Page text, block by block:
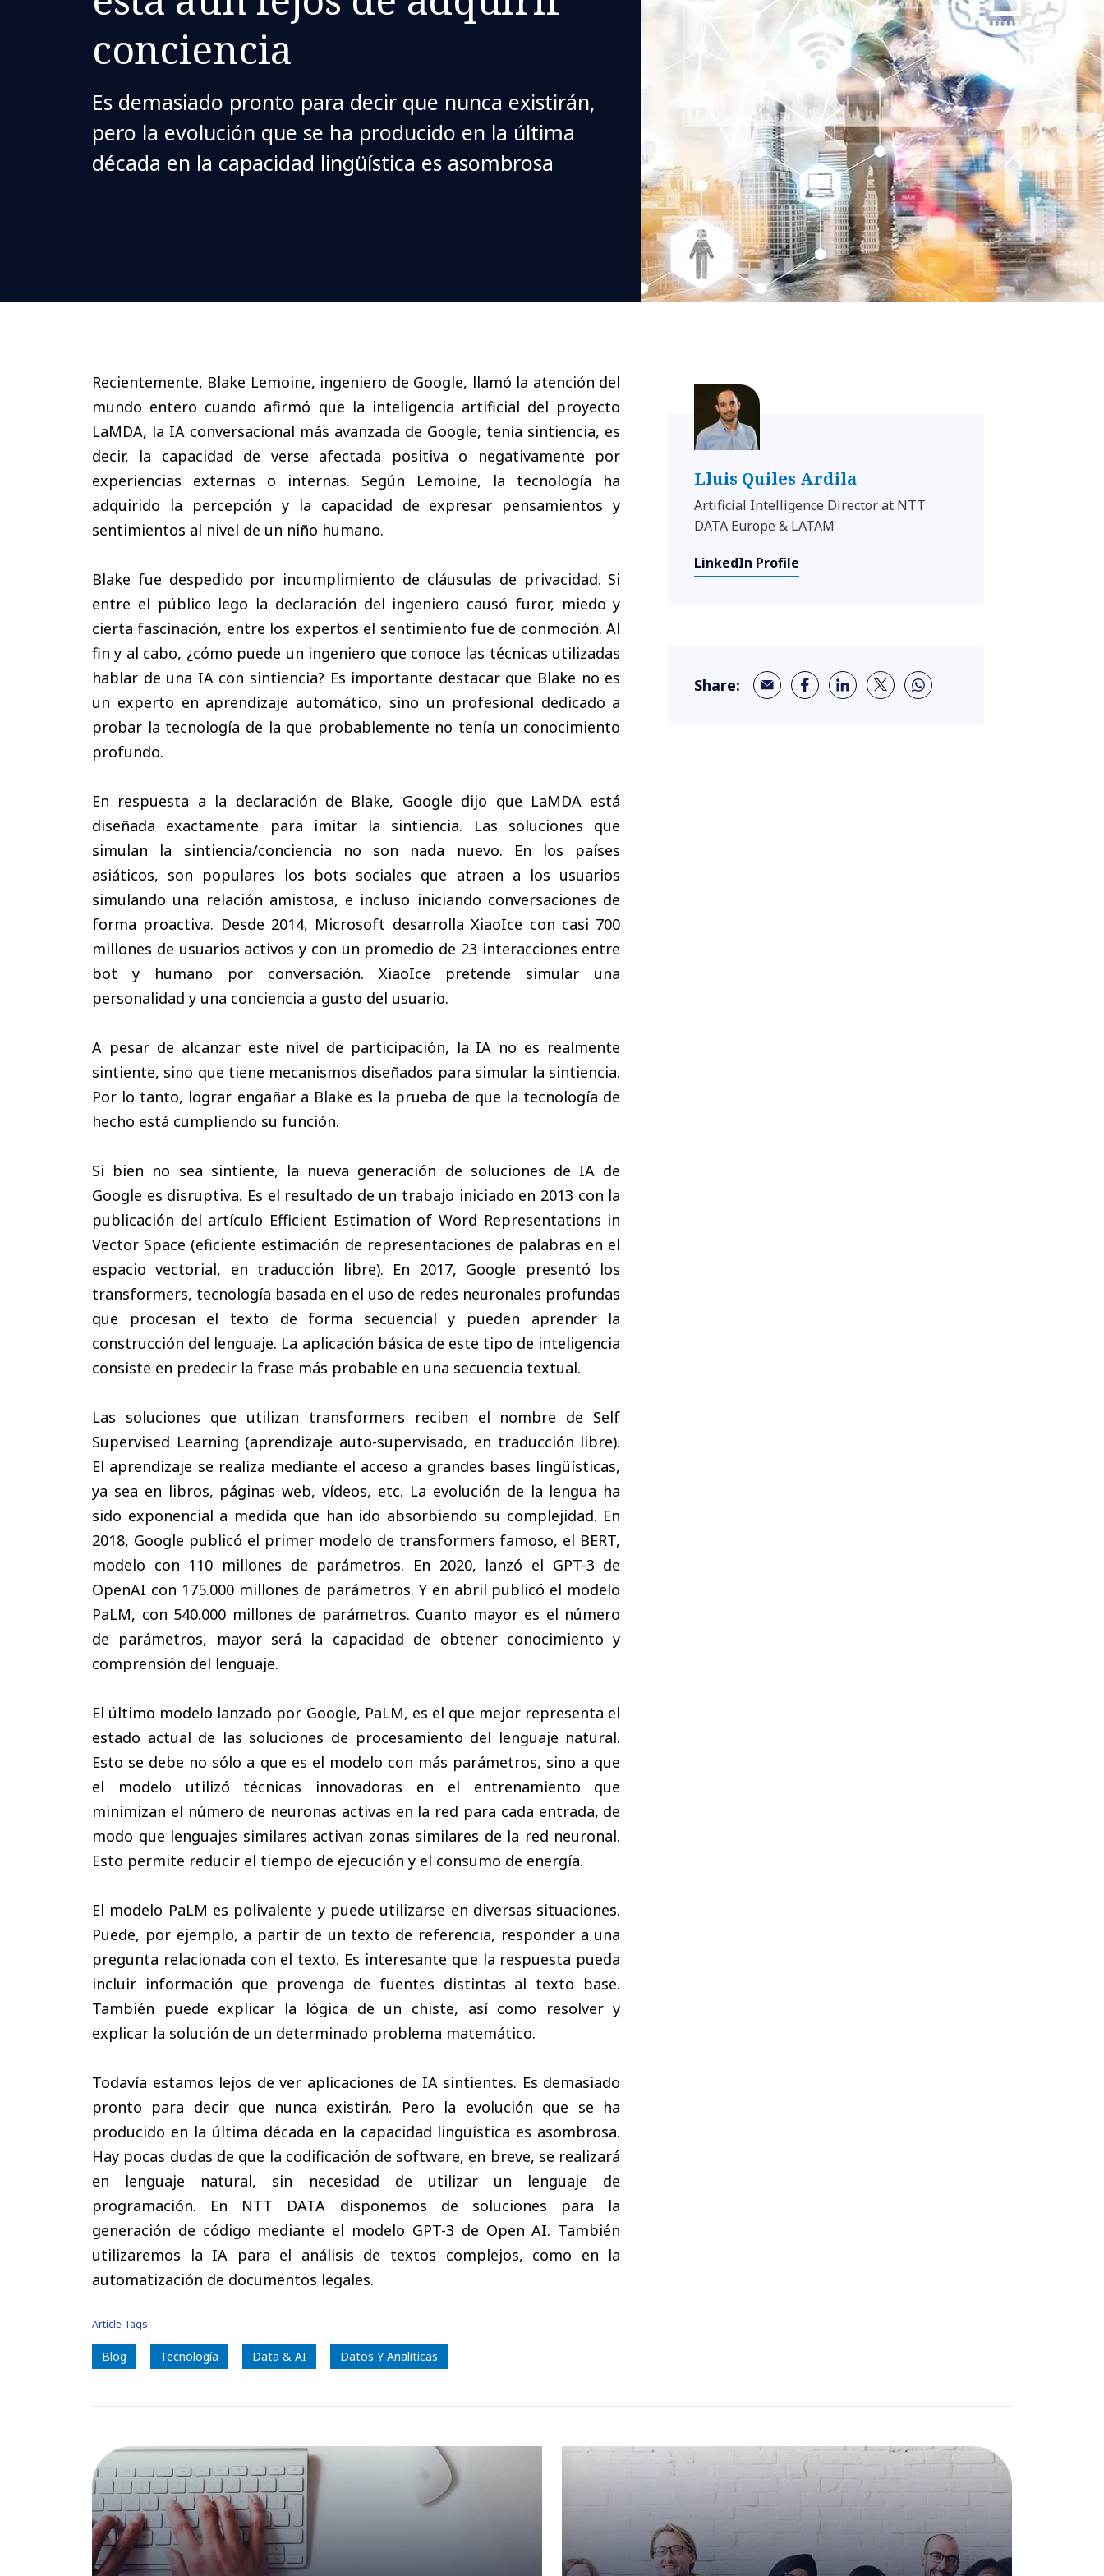
conciencia
Es demasiado pronto para decir que nunca existirán,
pero la evolución que se ha producido en la última
década en la capacidad lingüística es asombrosa
Recientemente, Blake Lemoine, ingeniero de Google, llamó la atención del
mundo entero cuando afirmó que la inteligencia artificial del proyecto
LaMDA, la IA conversacional más avanzada de Google, tenía sintiencia, es
decir, la capacidad de verse afectada positiva o negativamente por
experiencias externas o internas. Según Lemoine, la tecnología ha
adquirido la percepción y la capacidad de expresar pensamientos y
sentimientos al nivel de un niño humano.
Blake fue despedido por incumplimiento de cláusulas de privacidad. Si
entre el público lego la declaración del ingeniero causó furor, miedo y
cierta fascinación, entre los expertos el sentimiento fue de conmoción. Al
fin y al cabo, ¿cómo puede un ingeniero que conoce las técnicas utilizadas
hablar de una IA con sintiencia? Es importante destacar que Blake no es
un experto en aprendizaje automático, sino un profesional dedicado a
probar la tecnología de la que probablemente no tenía un conocimiento
profundo.
En respuesta a la declaración de Blake, Google dijo que LaMDA está
diseñada exactamente para imitar la sintiencia. Las soluciones que
simulan la sintiencia/conciencia no son nada nuevo. En los países
asiáticos, son populares los bots sociales que atraen a los usuarios
simulando una relación amistosa, e incluso iniciando conversaciones de
forma proactiva. Desde 2014, Microsoft desarrolla XiaoIce con casi 700
millones de usuarios activos y con un promedio de 23 interacciones entre
bot y humano por conversación. XiaoIce pretende simular una
personalidad y una conciencia a gusto del usuario.
A pesar de alcanzar este nivel de participación, la IA no es realmente
sintiente, sino que tiene mecanismos diseñados para simular la sintiencia.
Por lo tanto, lograr engañar a Blake es la prueba de que la tecnología de
hecho está cumpliendo su función.
Si bien no sea sintiente, la nueva generación de soluciones de IA de
Google es disruptiva. Es el resultado de un trabajo iniciado en 2013 con la
publicación del artículo Efficient Estimation of Word Representations in
Vector Space (eficiente estimación de representaciones de palabras en el
espacio vectorial, en traducción libre). En 2017, Google presentó los
transformers, tecnología basada en el uso de redes neuronales profundas
que procesan el texto de forma secuencial y pueden aprender la
construcción del lenguaje. La aplicación básica de este tipo de inteligencia
consiste en predecir la frase más probable en una secuencia textual.
Las soluciones que utilizan transformers reciben el nombre de Self
Supervised Learning (aprendizaje auto-supervisado, en traducción libre).
El aprendizaje se realiza mediante el acceso a grandes bases lingüísticas,
ya sea en libros, páginas web, vídeos, etc. La evolución de la lengua ha
sido exponencial a medida que han ido absorbiendo su complejidad. En
2018, Google publicó el primer modelo de transformers famoso, el BERT,
modelo con 110 millones de parámetros. En 2020, lanzó el GPT-3 de
OpenAI con 175.000 millones de parámetros. Y en abril publicó el modelo
PaLM, con 540.000 millones de parámetros. Cuanto mayor es el número
de parámetros, mayor será la capacidad de obtener conocimiento y
comprensión del lenguaje.
El último modelo lanzado por Google, PaLM, es el que mejor representa el
estado actual de las soluciones de procesamiento del lenguaje natural.
Esto se debe no sólo a que es el modelo con más parámetros, sino a que
el modelo utilizó técnicas innovadoras en el entrenamiento que
minimizan el número de neuronas activas en la red para cada entrada, de
modo que lenguajes similares activan zonas similares de la red neuronal.
Esto permite reducir el tiempo de ejecución y el consumo de energía.
El modelo PaLM es polivalente y puede utilizarse en diversas situaciones.
Puede, por ejemplo, a partir de un texto de referencia, responder a una
pregunta relacionada con el texto. Es interesante que la respuesta pueda
incluir información que provenga de fuentes distintas al texto base.
También puede explicar la lógica de un chiste, así como resolver y
explicar la solución de un determinado problema matemático.
Todavía estamos lejos de ver aplicaciones de IA sintientes. Es demasiado
pronto para decir que nunca existirán. Pero la evolución que se ha
producido en la última década en la capacidad lingüística es asombrosa.
Hay pocas dudas de que la codificación de software, en breve, se realizará
en lenguaje natural, sin necesidad de utilizar un lenguaje de
programación. En NTT DATA disponemos de soluciones para la
generación de código mediante el modelo GPT-3 de Open AI. También
utilizaremos la IA para el análisis de textos complejos, como en la
automatización de documentos legales.
Article Tags:
Blog Tecnología Data & AI Datos Y Analíticas
Lluis Quiles Ardila
Artificial Intelligence Director at NTT
DATA Europe & LATAM
LinkedIn Profile
Share: